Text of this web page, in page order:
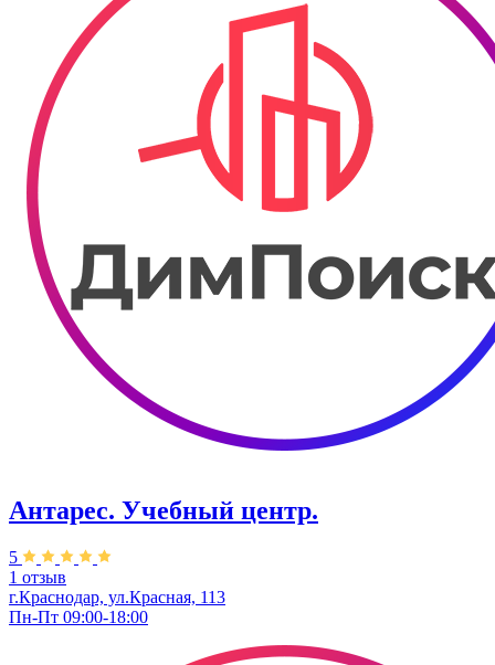
Антарес. Учебный центр.
5
1 отзыв
г.Краснодар, ул.Красная, 113
Пн-Пт 09:00-18:00